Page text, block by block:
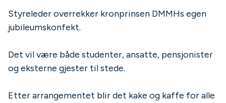
Styreleder overrekker kronprinsen DMMHs egen
jubileumskonfekt.
Det vil være både studenter, ansatte, pensjonister
og eksterne gjester til stede.
Etter arrangementet blir det kake og kaffe for alle